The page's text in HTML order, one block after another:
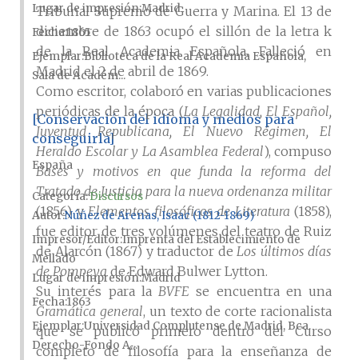
Tribunal Supremo de Guerra y Marina. El 13 de
diciembre de 1863 ocupó el sillón de la letra k
de la Real Academia Española. Falleció en
Madrid el 2 de abril de 1869.
Como escritor, colaboró en varias publicaciones
periódicas de la época (La Legalidad, El Español,​
Juventud Republicana, El Nuevo Régimen, El
Heraldo Escolar y La Asamblea Federal), compuso
Bases y motivos en que funda la reforma del
Tratado de Justicia para la nueva ordenanza militar
(1856) yElementos filosóficos de Literatura (1858),
fue editor de tres volúmenes del teatro de Ruiz
de Alarcón (1867) y traductor deLos últimos días
de Pompeyade Edward Bulwer Lytton.
Su interés para laBVFE se encuentra en una
Gramática general, un texto de corte racionalista
que se publicó primero dentro del Curso
completo de filosofía para la enseñanza de
Lugar de impresiónMadrid
Fecha1865
Ejemplar Biblioteca de la Real Academia Española,
Sala de Académ...
[Conservación del idioma y medios para
conseguirla]
España
Categoría:Discursos
AutorNúñez de Arenas, Isaac (1812-1869)
Impresor/Editor Imprenta del Establecimiento de
Mellado
Lugar de impresiónMadrid
Fecha1863
EjemplarUniversidad Complutense de Madrid, Bca.
Derecho-Fondo A...